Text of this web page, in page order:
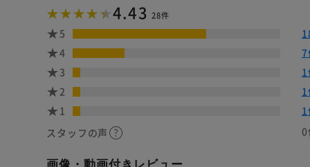
4.43 28件
5
4
7
3
2
1
スタッフの声
画像・動画付きレビュー